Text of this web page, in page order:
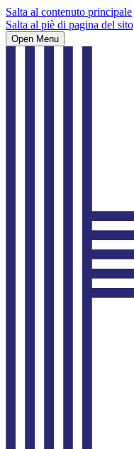
Salta al contenuto principale
Salta al piè di pagina del sito
Open Menu